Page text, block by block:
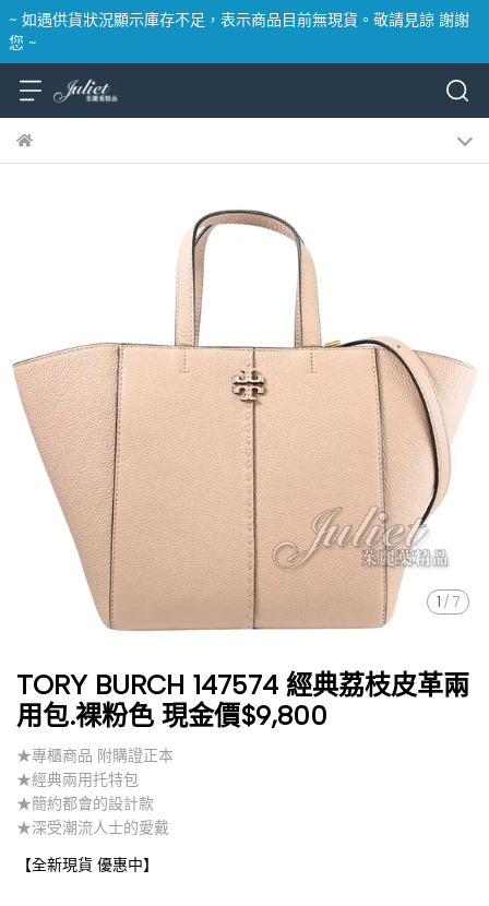
~ 如遇供貨狀況顯示庫存不足，表示商品目前無現貨。敬請見諒 謝謝
您 ~
1 / 7
TORY BURCH 147574 經典荔枝皮革兩
用包.裸粉色 現金價$9,800
★專櫃商品 附購證正本
★經典兩用托特包
★簡約都會的設計款
★深受潮流人士的愛戴
【全新現貨 優惠中】